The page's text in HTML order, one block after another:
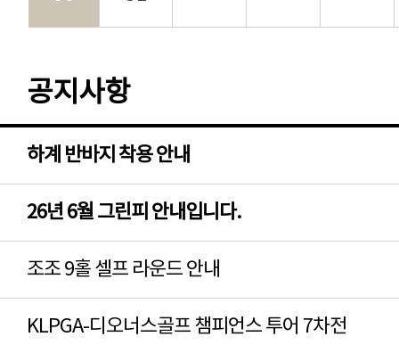
공지사항
하계 반바지 착용 안내
26년 6월 그린피 안내입니다.
조조 9홀 셀프 라운드 안내
KLPGA-디오너스골프 챔피언스 투어 7차전